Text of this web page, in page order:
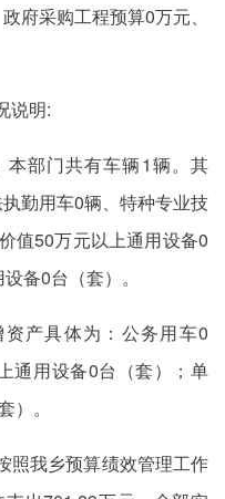
府采购工程预算0万元、
说明:
部门共有车辆1辆。其
勤用车0辆、特种专业技
值50万元以上通用设备0
备0台（套）。
产具体为：公务用车0
通用设备0台（套）；单
。
照我乡预算绩效管理工作